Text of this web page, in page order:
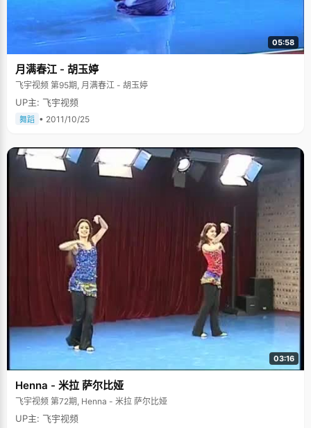
05:58
月满春江 - 胡玉婷
飞宇视频 第95期, 月满春江 - 胡玉婷
UP主: 飞宇视频
舞蹈 • 2011/10/25
03:16
Henna - 米拉 萨尔比娅
飞宇视频 第72期, Henna - 米拉 萨尔比娅
UP主: 飞宇视频